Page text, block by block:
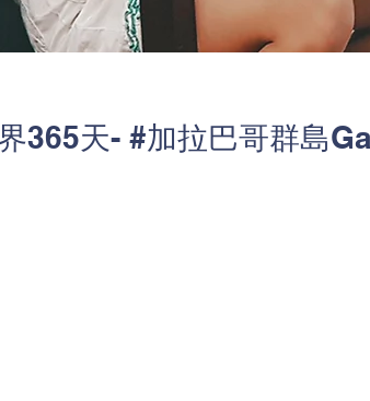
界365天- #加拉巴哥群島